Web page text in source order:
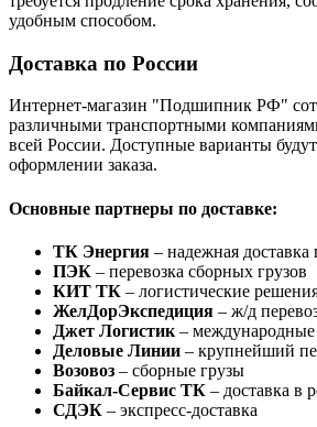
удобным способом.
Доставка по России
Интернет-магазин "Подшипник РФ"
различными транспортными
всей России. Доступные варианты
оформлении заказа.
Основные партнеры по доставке:
ТК Энергия – надежная
ПЭК – перевозка сборных грузов
КИТ ТК – логистические
ЖелДорЭкспедиция – ж/д
Джет Логистик – международные
Деловые Линии – крупнейший
Возовоз – сборные грузы
Байкал-Сервис ТК – доставка в
СДЭК – экспресс-доставка